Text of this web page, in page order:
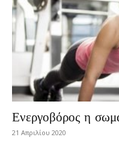
Ενεργοβόρος η
21 Απριλίου 2020